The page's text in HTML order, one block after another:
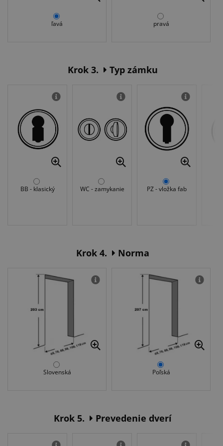
ľavá pravá
Krok 3. Typ zámku
BB - klasický WC - zamykanie PZ - vložka fab
Krok 4. Norma
Slovenská Poľská
Krok 5. Prevedenie dverí